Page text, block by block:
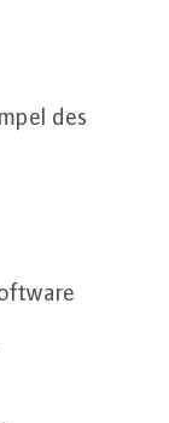
des